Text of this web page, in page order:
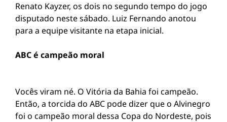
Renato Kayzer, os dois no segundo tempo do jogo
disputado neste sábado. Luiz Fernando anotou
para a equipe visitante na etapa inicial.
ABC é campeão moral
Vocês viram né. O Vitória da Bahia foi campeão.
Então, a torcida do ABC pode dizer que o Alvinegro
foi o campeão moral dessa Copa do Nordeste, pois